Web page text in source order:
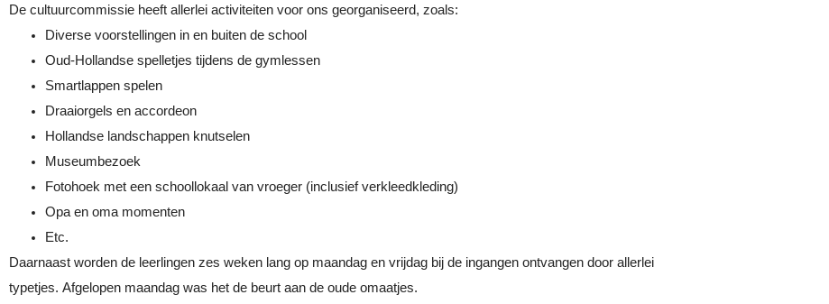
De cultuurcommissie heeft allerlei activiteiten voor ons georganiseerd, zoals:
Diverse voorstellingen in en buiten de school
Oud-Hollandse spelletjes tijdens de gymlessen
Smartlappen spelen
Draaiorgels en accordeon
Hollandse landschappen knutselen
Museumbezoek
Fotohoek met een schoollokaal van vroeger (inclusief verkleedkleding)
Opa en oma momenten
Etc.
Daarnaast worden de leerlingen zes weken lang op maandag en vrijdag bij de ingangen ontvangen door allerlei
typetjes. Afgelopen maandag was het de beurt aan de oude omaatjes.